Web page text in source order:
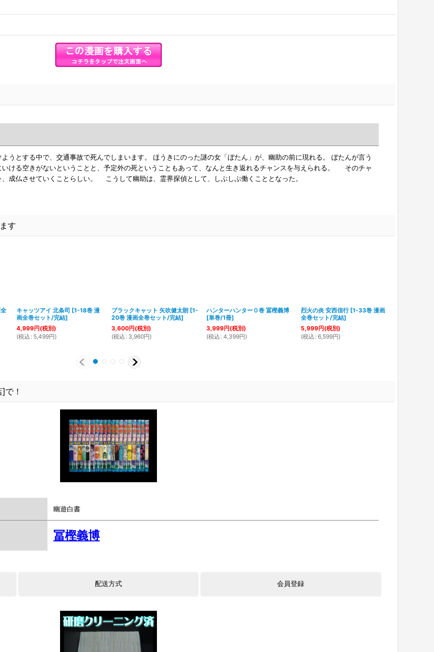
うとする中で、交通事故で死んでしまいます。 ほうきにのった謎の女「ぼたん」が、幽助の前に現れる。 ぼたんが言う
ける空きがないということと、予定外の死ということもあって、なんと生き返れるチャンスを与えられる。 そのチャ
成仏させていくことらしい。 こうして幽助は、霊界探偵として、しぶしぶ働くこととなった。
す
キャッツアイ 北条司 [1-18巻 漫
画全巻セット/完結]
4,999円(税別)
(税込 : 5,499円)
ブラックキャット 矢吹健太朗 [1-
20巻 漫画全巻セット/完結]
3,600円(税別)
(税込 : 3,960円)
ハンターハンター０巻 冨樫義博
[単巻/1冊]
3,999円(税別)
(税込 : 4,399円)
烈火の炎 安西信行 [1-33巻 漫画
全巻セット/完結]
5,999円(税別)
(税込 : 6,599円)
で！
幽遊白書
冨樫義博